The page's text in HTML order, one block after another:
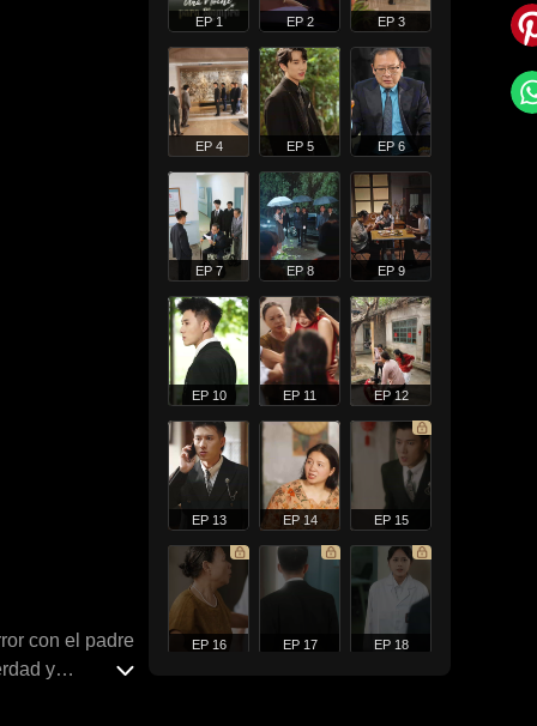
con el padre
y
EP 1 EP 2 EP 3
EP 4 EP 5 EP 6
EP 7 EP 8 EP 9
EP 10 EP 11 EP 12
EP 13 EP 14 EP 15
EP 16 EP 17 EP 18